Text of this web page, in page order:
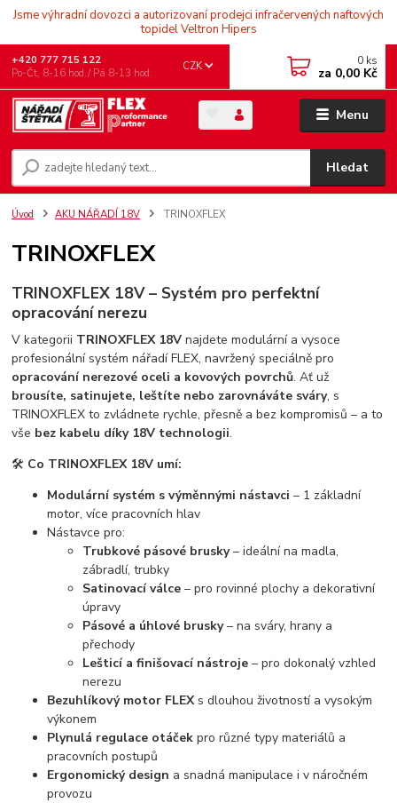
Jsme výhradní dovozci a autorizovaní prodejci infračervených naftových
topidel Veltron Hipers
Menu
CZK
Hledat
+420 777 715 122
Po-Čt, 8-16 hod./ Pá 8-13 hod.
0 ks
za 0,00 Kč
Úvod AKU NÁŘADÍ 18V TRINOXFLEX
TRINOXFLEX
TRINOXFLEX 18V – Systém pro perfektní
opracování nerezu
V kategorii TRINOXFLEX 18V najdete modulární a vysoce
profesionální systém nářadí FLEX, navržený speciálně pro
opracování nerezové oceli a kovových povrchů. Ať už
brousíte, satinujete, leštíte nebo zarovnáváte sváry, s
TRINOXFLEX to zvládnete rychle, přesně a bez kompromisů – a to
vše bez kabelu díky 18V technologii.
🛠️ Co TRINOXFLEX 18V umí:
Modulární systém s výměnnými nástavci – 1 základní
motor, více pracovních hlav
Nástavce pro:
Trubkové pásové brusky– ideální na madla,
zábradlí, trubky
Satinovací válce – pro rovinné plochy a dekorativní
úpravy
Pásové a úhlové brusky– na sváry, hrany a
přechody
Lešticí a finišovací nástroje – pro dokonalý vzhled
nerezu
Bezuhlíkový motor FLEXs dlouhou životností a vysokým
výkonem
Plynulá regulace otáček pro různé typy materiálů a
pracovních postupů
Ergonomický design a snadná manipulace i v náročném
provozu